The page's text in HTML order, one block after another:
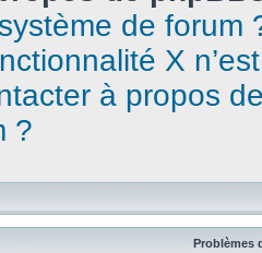
de forum
X
à propos
?
Problèmes